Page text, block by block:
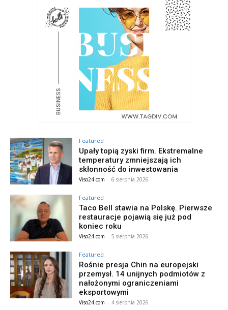
Featured
Upały topią zyski firm. Ekstremalne
temperatury zmniejszają ich
skłonność do inwestowania
Viso24.com - 6 sierpnia 2026
Featured
Taco Bell stawia na Polskę. Pierwsze
restauracje pojawią się już pod
koniec roku
Viso24.com - 5 sierpnia 2026
Featured
Rośnie presja Chin na europejski
przemysł. 14 unijnych podmiotów z
nałożonymi ograniczeniami
eksportowymi
Viso24.com - 4 sierpnia 2026